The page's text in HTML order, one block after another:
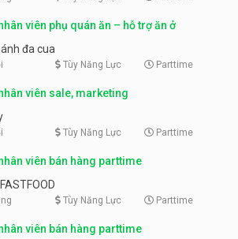
viên phụ quán ăn – hỗ trợ ăn ở
đa cua
Tùy Năng Lực Parttime
viên sale, marketing
Tùy Năng Lực Parttime
viên bán hàng parttime
Tùy Năng Lực Parttime
viên bán hàng parttime